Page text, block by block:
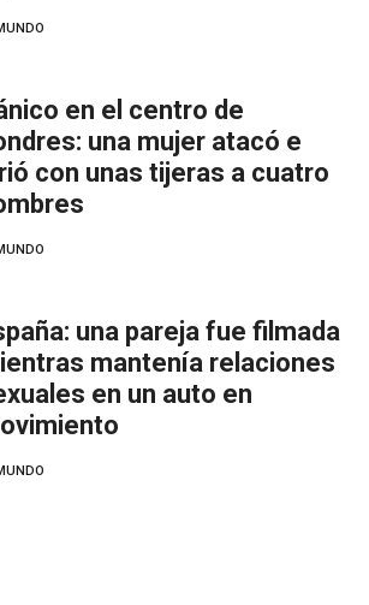
en el centro de
una mujer atacó e
con unas tijeras a cuatro
una pareja fue filmada
mantenía relaciones
en un auto en